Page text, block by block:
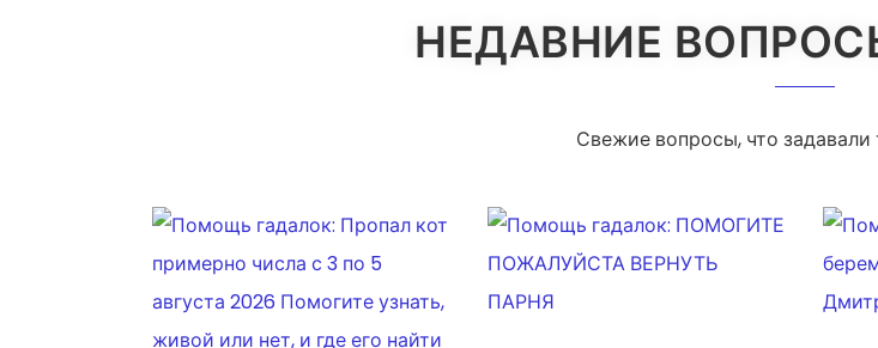
НЕДАВНИЕ
Свежие вопросы, что задавали